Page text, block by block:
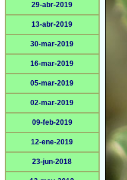
29-abr-2019
13-abr-2019
30-mar-2019
16-mar-2019
05-mar-2019
02-mar-2019
09-feb-2019
12-ene-2019
23-jun-2018